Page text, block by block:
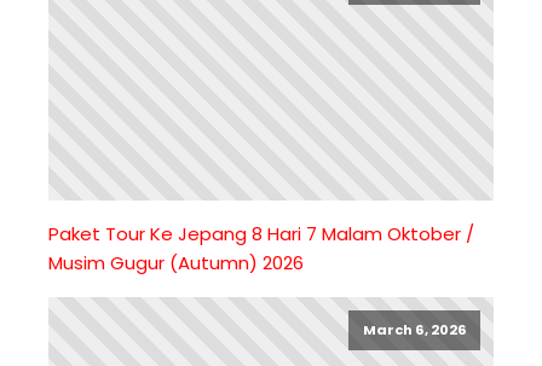
Paket Tour Ke Jepang 8 Hari 7 Malam Oktober /
Musim Gugur (Autumn) 2026
March 6, 2026